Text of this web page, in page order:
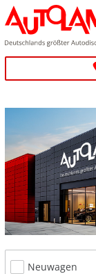
Neuwagen